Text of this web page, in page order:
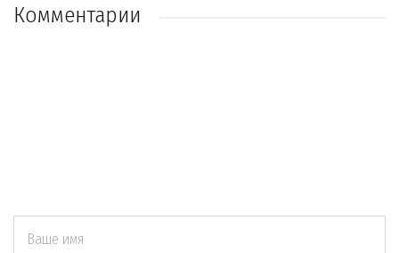
Комментарии
Ваше имя